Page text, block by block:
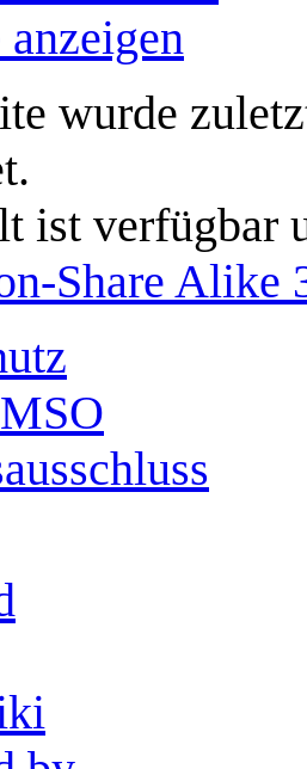
wurde
ist verfügbar
Share Alike